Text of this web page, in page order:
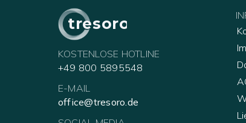
tresoro
KOSTENLOSE HOTLINE
+49 800 5895548
E-MAIL
office@tresoro.de